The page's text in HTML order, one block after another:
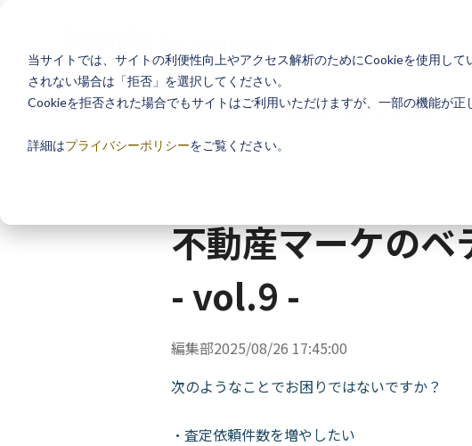
当サイトでは、サイトの利便性向上やアクセス解析のためにCookieを使用し
されない場合は「拒否」を選択してください。
Cookieを拒否された場合でもサイトはご利用いただけますが、一部の機能が正
詳細はプライバシーポリシーをご覧ください。
不動産マーケのベ
- vol.9 -
編集部2025/08/26 17:45:00
次のようなことでお困りではないですか？
・査定依頼件数を増やしたい